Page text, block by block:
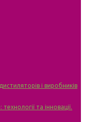
і виробників
та інновації.